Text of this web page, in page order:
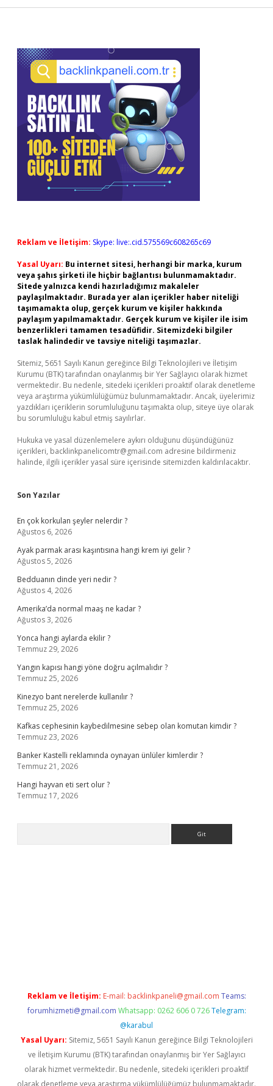
Sidebar
Reklam ve İletişim: Skype: live:.cid.575569c608265c69
Yasal Uyarı: Bu internet sitesi, herhangi bir marka, kurum
veya şahıs şirketi ile hiçbir bağlantısı bulunmamaktadır.
Sitede yalnızca kendi hazırladığımız makaleler
paylaşılmaktadır. Burada yer alan içerikler haber niteliği
taşımamakta olup, gerçek kurum ve kişiler hakkında
paylaşım yapılmamaktadır. Gerçek kurum ve kişiler ile isim
benzerlikleri tamamen tesadüfidir. Sitemizdeki bilgiler
taslak halindedir ve tavsiye niteliği taşımazlar.
Sitemiz, 5651 Sayılı Kanun gereğince Bilgi Teknolojileri ve İletişim
Kurumu (BTK) tarafından onaylanmış bir Yer Sağlayıcı olarak hizmet
vermektedir. Bu nedenle, sitedeki içerikleri proaktif olarak denetleme
veya araştırma yükümlülüğümüz bulunmamaktadır. Ancak, üyelerimiz
yazdıkları içeriklerin sorumluluğunu taşımakta olup, siteye üye olarak
bu sorumluluğu kabul etmiş sayılırlar.
Hukuka ve yasal düzenlemelere aykırı olduğunu düşündüğünüz
içerikleri, backlinkpanelicomtr@gmail.com adresine bildirmeniz
halinde, ilgili içerikler yasal süre içerisinde sitemizden kaldırılacaktır.
Son Yazılar
En çok korkulan şeyler nelerdir ?
Ağustos 6, 2026
Ayak parmak arası kaşıntısına hangi krem iyi gelir ?
Ağustos 5, 2026
Bedduanın dinde yeri nedir ?
Ağustos 4, 2026
Amerika’da normal maaş ne kadar ?
Ağustos 3, 2026
Yonca hangi aylarda ekilir ?
Temmuz 29, 2026
Yangın kapısı hangi yöne doğru açılmalıdır ?
Temmuz 25, 2026
Kinezyo bant nerelerde kullanılır ?
Temmuz 25, 2026
Kafkas cephesinin kaybedilmesine sebep olan komutan kimdir ?
Temmuz 23, 2026
Banker Kastelli reklamında oynayan ünlüler kimlerdir ?
Temmuz 21, 2026
Hangi hayvan eti sert olur ?
Temmuz 17, 2026
Reklam ve İletişim: E-mail: backlinkpaneli@gmail.com Teams:
forumhizmeti@gmail.com Whatsapp: 0262 606 0 726 Telegram:
@karabul
Yasal Uyarı: Sitemiz, 5651 Sayılı Kanun gereğince Bilgi Teknolojileri
ve İletişim Kurumu (BTK) tarafından onaylanmış bir Yer Sağlayıcı
olarak hizmet vermektedir. Bu nedenle, sitedeki içerikleri proaktif
olarak denetleme veya araştırma yükümlülüğümüz bulunmamaktadır.